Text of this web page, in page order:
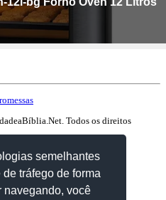
semelhantes
tráfego de forma
navegando, você
Todos os direitos